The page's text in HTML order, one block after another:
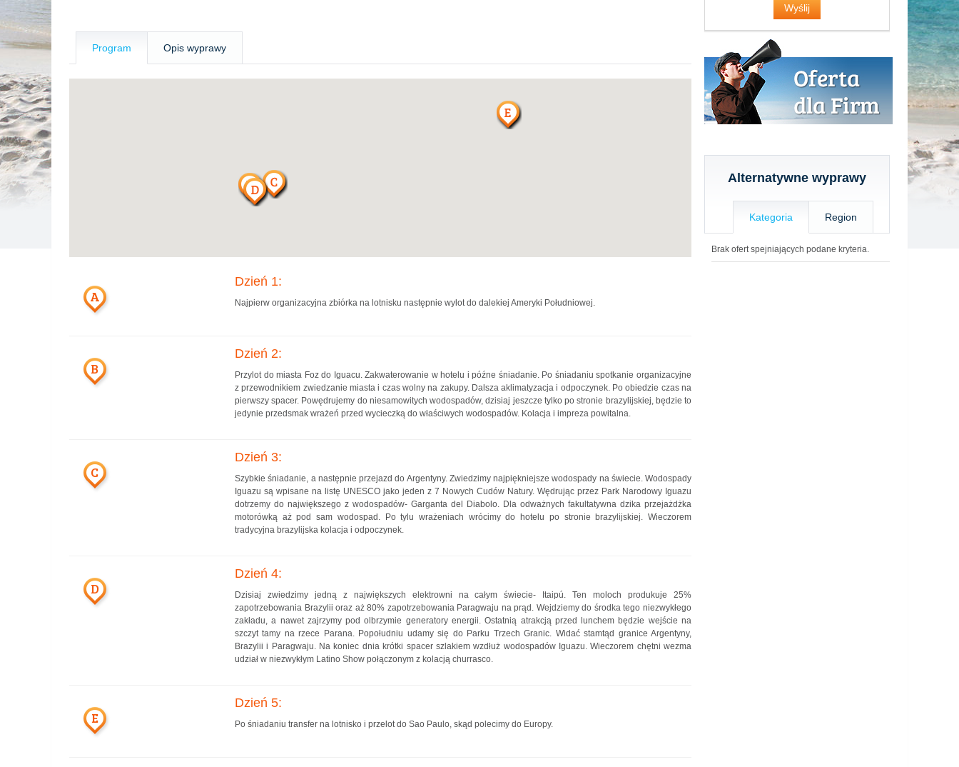
Program Opis wyprawy
A
Dzień 1:
Najpierw organizacyjna zbiórka na lotnisku następnie wylot do dalekiej Ameryki Południowej.
B
Dzień 2:
Przylot do miasta Foz do Iguacu. Zakwaterowanie w hotelu i późne śniadanie. Po śniadaniu spotkanie organizacyjne
z przewodnikiem zwiedzanie miasta i czas wolny na zakupy. Dalsza aklimatyzacja i odpoczynek. Po obiedzie czas na
pierwszy spacer. Powędrujemy do niesamowitych wodospadów, dzisiaj jeszcze tylko po stronie brazylijskiej, będzie to
jedynie przedsmak wrażeń przed wycieczką do właściwych wodospadów. Kolacja i impreza powitalna.
C
Dzień 3:
Szybkie śniadanie, a następnie przejazd do Argentyny. Zwiedzimy najpiękniejsze wodospady na świecie. Wodospady
Iguazu są wpisane na listę UNESCO jako jeden z 7 Nowych Cudów Natury. Wędrując przez Park Narodowy Iguazu
dotrzemy do największego z wodospadów- Garganta del Diabolo. Dla odważnych fakultatywna dzika przejażdżka
motorówką aż pod sam wodospad. Po tylu wrażeniach wrócimy do hotelu po stronie brazylijskiej. Wieczorem
tradycyjna brazylijska kolacja i odpoczynek.
D
Dzień 4:
Dzisiaj zwiedzimy jedną z największych elektrowni na całym świecie- Itaipú. Ten moloch produkuje 25%
zapotrzebowania Brazylii oraz aż 80% zapotrzebowania Paragwaju na prąd. Wejdziemy do środka tego niezwykłego
zakładu, a nawet zajrzymy pod olbrzymie generatory energii. Ostatnią atrakcją przed lunchem będzie wejście na
szczyt tamy na rzece Parana. Popołudniu udamy się do Parku Trzech Granic. Widać stamtąd granice Argentyny,
Brazylii i Paragwaju. Na koniec dnia krótki spacer szlakiem wzdłuż wodospadów Iguazu. Wieczorem chętni wezma
udział w niezwykłym Latino Show połączonym z kolacją churrasco.
E
Dzień 5:
Po śniadaniu transfer na lotnisko i przelot do Sao Paulo, skąd polecimy do Europy.
Alternatywne wyprawy
Kategoria Region
Brak ofert spejniających podane kryteria.